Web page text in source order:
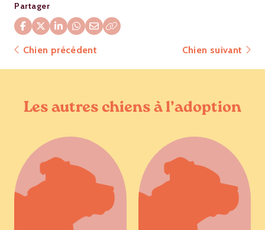
Partager
Chien précédent Chien suivant
Les autres chiens à l’adoption